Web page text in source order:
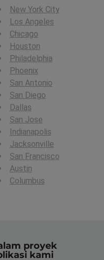
New York City
Los Angeles
Chicago
Houston
Philadelphia
Phoenix
San Antonio
San Diego
Dallas
San Jose
Indianapolis
Jacksonville
San Francisco
Austin
Columbus
proyek
kami